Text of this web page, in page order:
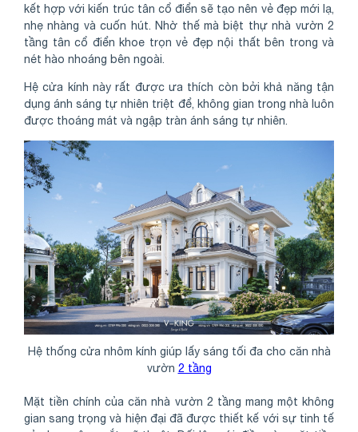
kết hợp với kiến trúc tân cổ điển sẽ tạo nên vẻ đẹp mới lạ,
nhẹ nhàng và cuốn hút. Nhờ thế mà biệt thự nhà vườn 2
tầng tân cổ điển khoe trọn vẻ đẹp nội thất bên trong và
nét hào nhoáng bên ngoài.
Hệ cửa kính này rất được ưa thích còn bởi khả năng tận
dụng ánh sáng tự nhiên triệt để, không gian trong nhà luôn
được thoáng mát và ngập tràn ánh sáng tự nhiên.
Hệ thống cửa nhôm kính giúp lấy sáng tối đa cho căn nhà
vườn 2 tầng
Mặt tiền chính của căn nhà vườn 2 tầng mang một không
gian sang trọng và hiện đại đã được thiết kế với sự tinh tế